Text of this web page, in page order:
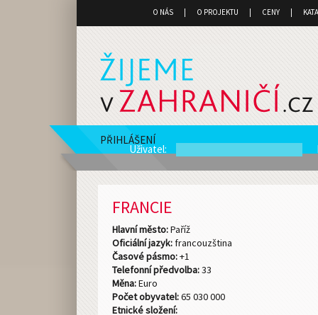
O NÁS O PROJEKTU CENY
PŘIHLÁŠENÍ
Uživatel:
FRANCIE
Hlavní město:Paříž
Oficiální jazyk:francouzština
Časové pásmo:+1
Telefonní předvolba:33
Měna:Euro
Počet obyvatel:65 030 000
Etnické složení: